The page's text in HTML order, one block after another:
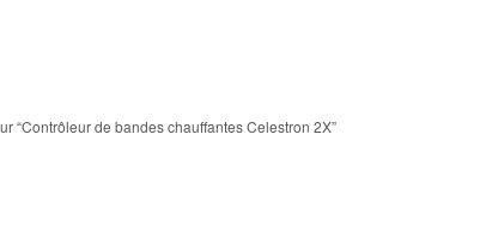
“Contrôleur de bandes chauffantes Celestron 2X”